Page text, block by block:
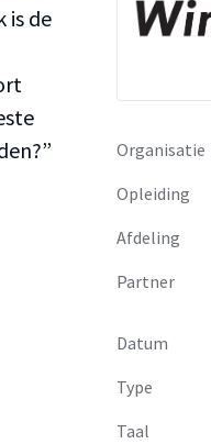
is de
Organisatie
Opleiding
Afdeling
Partner
Datum
Type
Taal